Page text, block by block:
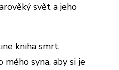
svět a jeho
kniha smrt,
syna, aby si je